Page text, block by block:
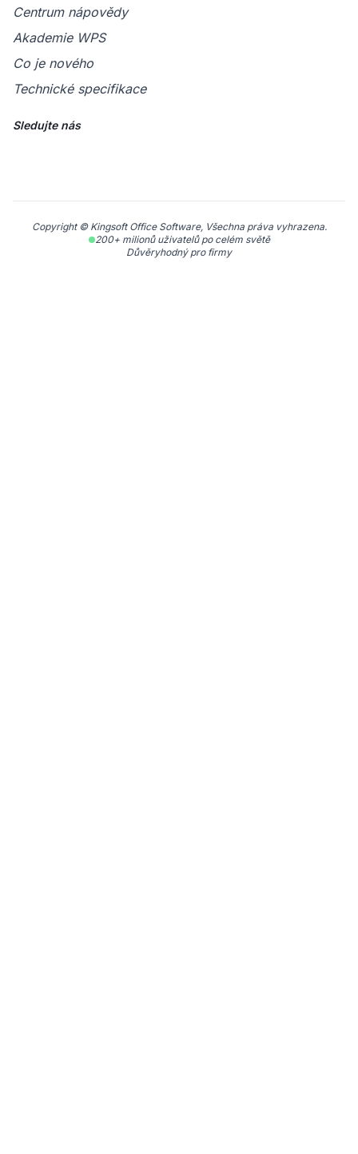
Centrum nápovědy
Akademie WPS
Co je nového
Technické specifikace
Sledujte nás
Copyright © Kingsoft Office Software, Všechna práva vyhrazena.
200+ milionů uživatelů po celém světě
Důvěryhodný pro firmy